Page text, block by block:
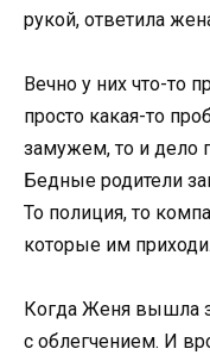
рукой, ответила
Вечно у них что-то
просто какая-то
замужем, то и дело
Бедные родители
То полиция, то
которые им
Когда Женя вышла
с облегчением. И